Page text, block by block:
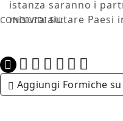
istanza saranno i
misura aiutare Paesi
CONDIVIDI SU:
Aggiungi Formiche